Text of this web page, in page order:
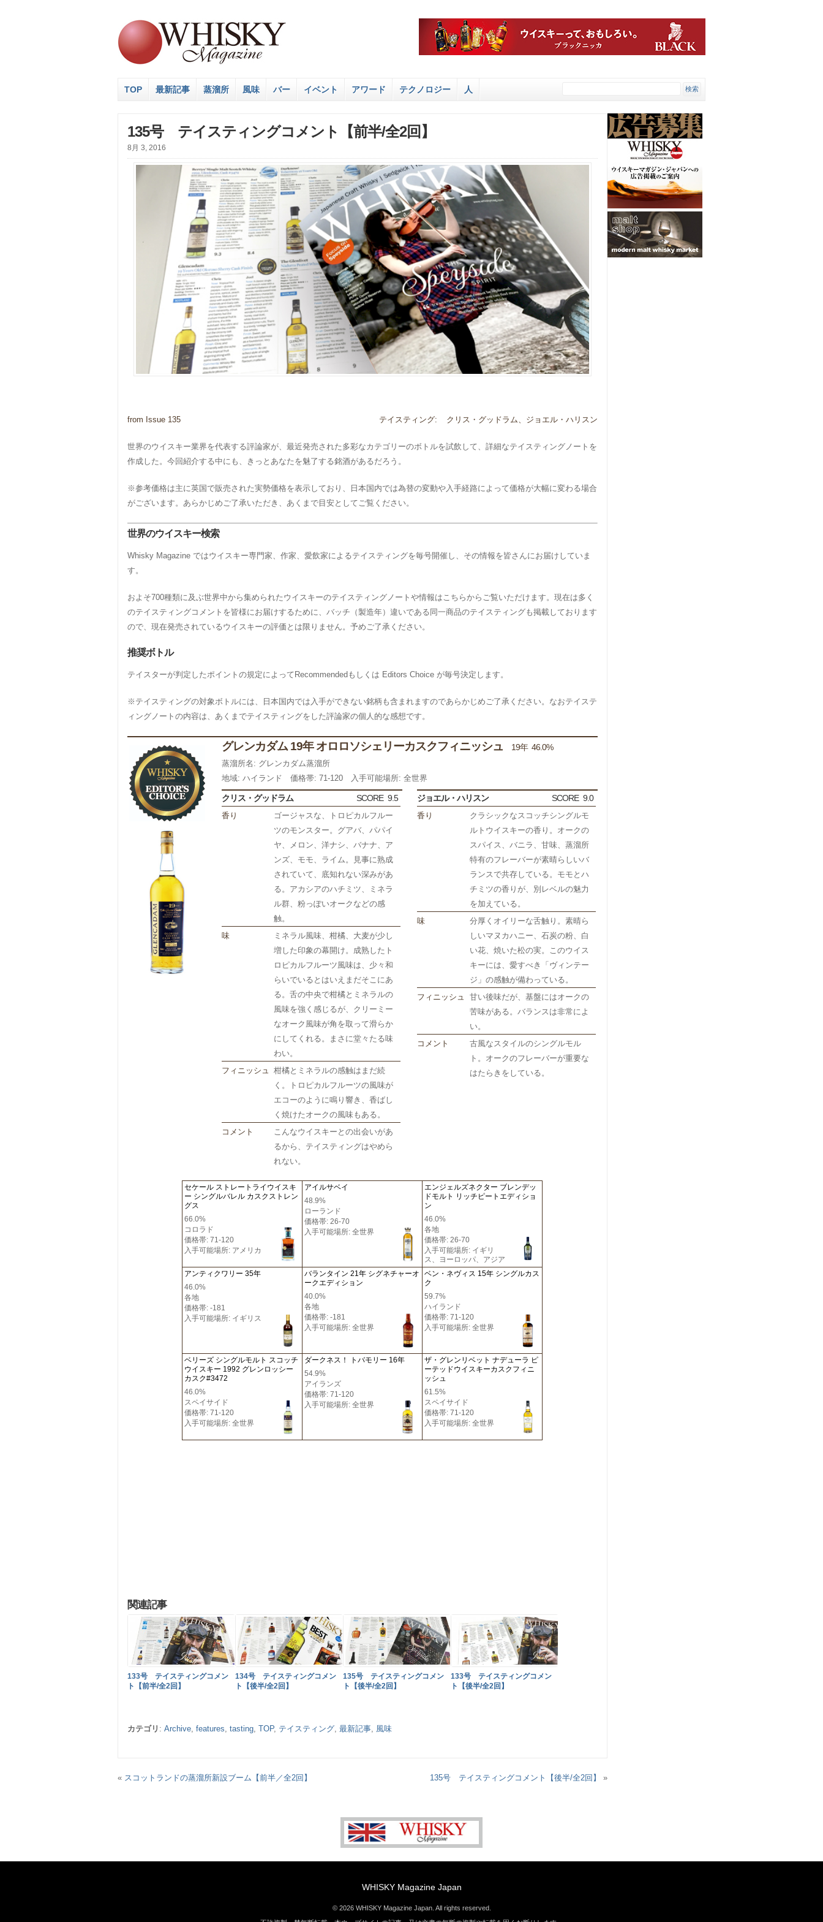
TOP 最新記事 蒸溜所 風味 バー イベント アワード テクノロジー 人
135号 テイスティングコメント【前半/全2回】
8月 3, 2016
from Issue 135 テイスティング: クリス・グッドラム、ジョエル・ハリスン
世界のウイスキー業界を代表する評論家が、最近発売された多彩なカテゴリーのボトルを試飲して、詳細なテイスティングノートを
作成した。今回紹介する中にも、きっとあなたを魅了する銘酒があるだろう。
※参考価格は主に英国で販売された実勢価格を表示しており、日本国内では為替の変動や入手経路によって価格が大幅に変わる場合
がございます。あらかじめご了承いただき、あくまで目安としてご覧ください。
世界のウイスキー検索
Whisky Magazine ではウイスキー専門家、作家、愛飲家によるテイスティングを毎号開催し、その情報を皆さんにお届けしていま
す。
およそ700種類に及ぶ世界中から集められたウイスキーのテイスティングノートや情報はこちらからご覧いただけます。現在は多く
のテイスティングコメントを皆様にお届けするために、バッチ（製造年）違いである同一商品のテイスティングも掲載しております
ので、現在発売されているウイスキーの評価とは限りません。予めご了承ください。
推奨ボトル
テイスターが判定したポイントの規定によってRecommendedもしくは Editors Choice が毎号決定します。
※テイスティングの対象ボトルには、日本国内では入手ができない銘柄も含まれますのであらかじめご了承ください。なおテイステ
ィングノートの内容は、あくまでテイスティングをした評論家の個人的な感想です。
グレンカダム 19年 オロロソシェリーカスクフィニッシュ 19年 46.0%
蒸溜所名: グレンカダム蒸溜所
地域: ハイランド
価格帯: 71-120 入手可能場所: 全世界
クリス・グッドラム SCORE 9.5
香り
ゴージャスな、トロピカルフルー
ツのモンスター。グアバ、パパイ
ヤ、メロン、洋ナシ、バナナ、ア
ンズ、モモ、ライム。見事に熟成
されていて、底知れない深みがあ
る。アカシアのハチミツ、ミネラ
ル群、粉っぽいオークなどの感
触。
味
ミネラル風味、柑橘、大麦が少し
増した印象の幕開け。成熟したト
ロピカルフルーツ風味は、少々和
らいでいるとはいえまだそこにあ
る。舌の中央で柑橘とミネラルの
風味を強く感じるが、クリーミー
なオーク風味が角を取って滑らか
にしてくれる。まさに堂々たる味
わい。
フィニッシュ
柑橘とミネラルの感触はまだ続
く。トロピカルフルーツの風味が
エコーのように鳴り響き、香ばし
く焼けたオークの風味もある。
コメント
こんなウイスキーとの出会いがあ
るから、テイスティングはやめら
れない。
ジョエル・ハリスン SCORE 9.0
香り
クラシックなスコッチシングルモ
ルトウイスキーの香り。オークの
スパイス、バニラ、甘味、蒸溜所
特有のフレーバーが素晴らしいバ
ランスで共存している。モモとハ
チミツの香りが、別レベルの魅力
を加えている。
味
分厚くオイリーな舌触り。素晴ら
しいマヌカハニー、石炭の粉、白
い花、焼いた松の実。このウイス
キーには、愛すべき「ヴィンテー
ジ」の感触が備わっている。
フィニッシュ
甘い後味だが、基盤にはオークの
苦味がある。バランスは非常によ
い。
コメント
古風なスタイルのシングルモル
ト。オークのフレーバーが重要な
はたらきをしている。
セケール ストレートライウイスキ
ー シングルバレル カスクストレン
グス
66.0%
コロラド
価格帯: 71-120
入手可能場所: アメリカ
アイルサベイ
48.9%
ローランド
価格帯: 26-70
入手可能場所: 全世界
エンジェルズネクター ブレンデッ
ドモルト リッチピートエディショ
ン
46.0%
各地
価格帯: 26-70
入手可能場所: イギリ
ス、ヨーロッパ、アジア
アンティクワリー 35年
46.0%
各地
価格帯: -181
入手可能場所: イギリス
バランタイン 21年 シグネチャーオ
ークエディション
40.0%
各地
価格帯: -181
入手可能場所: 全世界
ベン・ネヴィス 15年 シングルカス
ク
59.7%
ハイランド
価格帯: 71-120
入手可能場所: 全世界
ベリーズ シングルモルト スコッチ
ウイスキー 1992 グレンロッシー
カスク#3472
46.0%
スペイサイド
価格帯: 71-120
入手可能場所: 全世界
ダークネス！ トバモリー 16年
54.9%
アイランズ
価格帯: 71-120
入手可能場所: 全世界
ザ・グレンリベット ナデューラ ピ
ーテッドウイスキーカスクフィニ
ッシュ
61.5%
スペイサイド
価格帯: 71-120
入手可能場所: 全世界
関連記事
133号 テイスティングコメン
ト【前半/全2回】
134号 テイスティングコメン
ト【後半/全2回】
135号 テイスティングコメン
ト【後半/全2回】
133号 テイスティングコメン
ト【後半/全2回】
カテゴリ : Archive features tasting TOP, テイスティング 最新記事 風味
« スコットランドの蒸溜所新設ブーム【前半／全2回】 135号 テイスティングコメント【後半/全2回】 »
WHISKY Magazine Japan
© 2026 WHISKY Magazine Japan. All rights reserved.